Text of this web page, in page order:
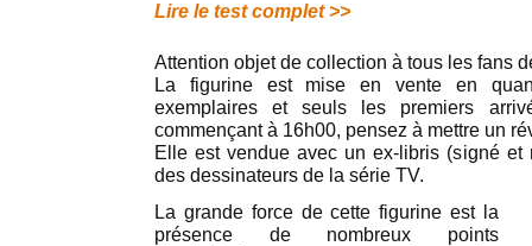
Lire le test complet >>
Attention objet de collection à tous les fans
La figurine est mise en vente en
exemplaires et seuls les premiers
commençant à 16h00, pensez à mettre un
Elle est vendue avec un ex-libris (signé
des dessinateurs de la série TV.
La grande force de cette figurine est la
présence de nombreux points